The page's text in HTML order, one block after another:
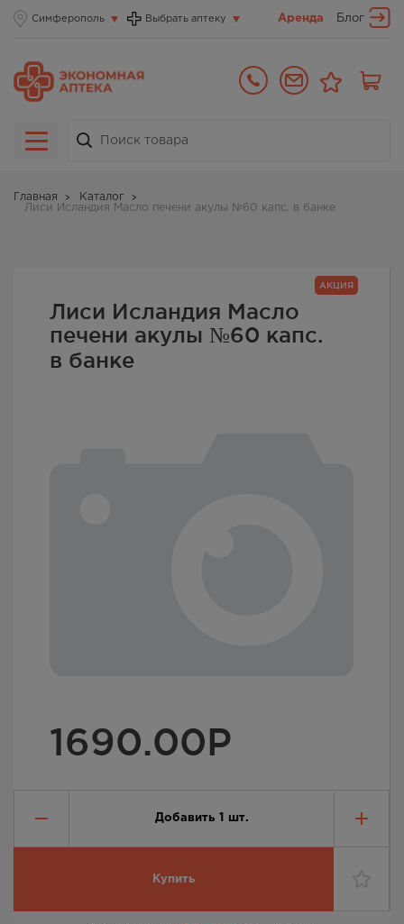
Симферополь Выбрать аптеку Аренда Блог
Главная
Каталог
Лиси Исландия Масло печени акулы №60 капс. в банке
АКЦИЯ
Лиси Исландия Масло
печени акулы №60 капс.
в банке
1690.00Р
Добавить 1 шт.
Купить